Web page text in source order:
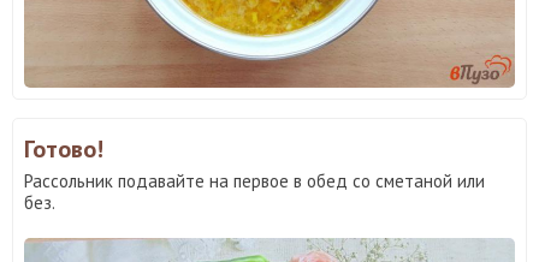
Готово!
Рассольник подавайте на первое в обед со сметаной или
без.